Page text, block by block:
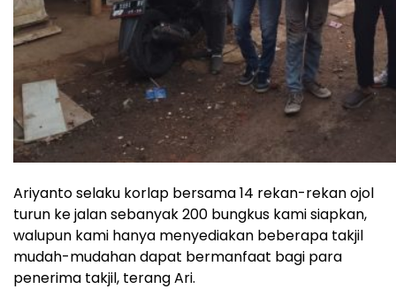
Ariyanto selaku korlap bersama 14 rekan-rekan ojol
turun ke jalan sebanyak 200 bungkus kami siapkan,
walupun kami hanya menyediakan beberapa takjil
mudah-mudahan dapat bermanfaat bagi para
penerima takjil, terang Ari.